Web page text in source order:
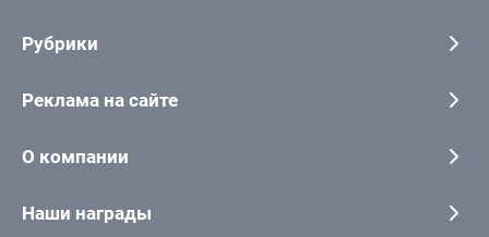
Рубрики
Реклама на сайте
О компании
Наши награды